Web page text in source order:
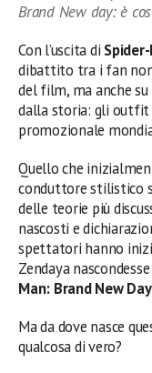
Brand New day: è
Con l’uscita di
dibattito tra i fan
del film, ma anche
dalla storia: gli outfit
promozionale
Quello che
conduttore stilistico
delle teorie più
nascosti e
spettatori hanno
Zendaya
Man: Brand New Day
Ma da dove nasce
qualcosa di vero?